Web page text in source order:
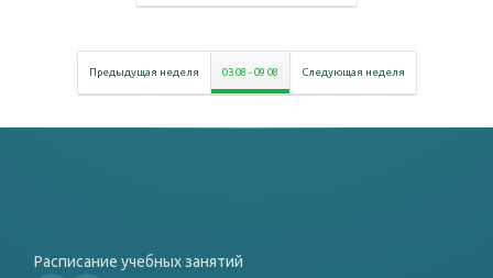
Предыдущая неделя 03 08 -09 08 Следующая неделя
Расписание учебных занятий